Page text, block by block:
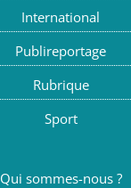
International
Publireportage
Rubrique
Sport
Qui sommes-nous ?